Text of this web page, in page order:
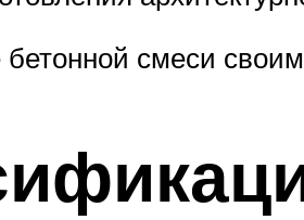
бетонной смеси